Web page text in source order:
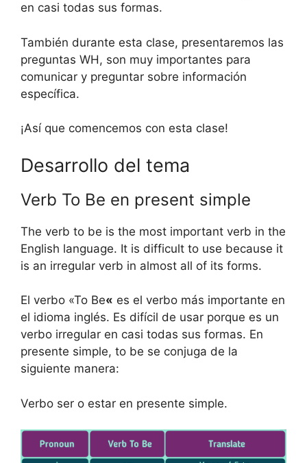
en casi todas sus formas.
También durante esta clase, presentaremos las
preguntas WH, son muy importantes para
comunicar y preguntar sobre información
específica.
¡Así que comencemos con esta clase!
Desarrollo del tema
Verb To Be en present simple
The verb to be is the most important verb in the
English language. It is difficult to use because it
is an irregular verb in almost all of its forms.
El verbo «To Be« es el verbo más importante en
el idioma inglés. Es difícil de usar porque es un
verbo irregular en casi todas sus formas. En
presente simple, to be se conjuga de la
siguiente manera:
Verbo ser o estar en presente simple.